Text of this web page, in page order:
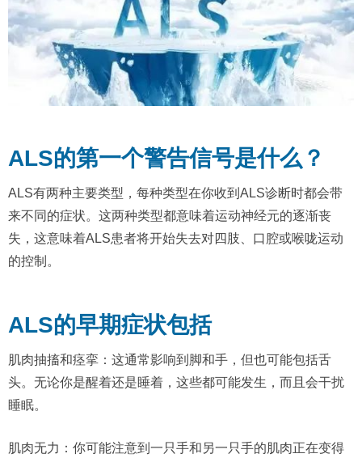
ALS的第一个警告信号是什么？
ALS有两种主要类型，每种类型在你收到ALS诊断时都会带
来不同的症状。这两种类型都意味着运动神经元的逐渐丧
失，这意味着ALS患者将开始失去对四肢、口腔或喉咙运动
的控制。
ALS的早期症状包括
肌肉抽搐和痉挛：这通常影响到脚和手，但也可能包括舌
头。无论你是醒着还是睡着，这些都可能发生，而且会干扰
睡眠。
肌肉无力：你可能注意到一只手和另一只手的肌肉正在变得